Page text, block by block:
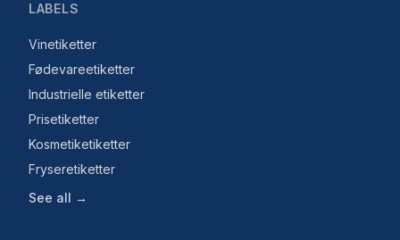
LABELS
Vinetiketter
Fødevareetiketter
Industrielle etiketter
Prisetiketter
Kosmetiketiketter
Fryseretiketter
See all →